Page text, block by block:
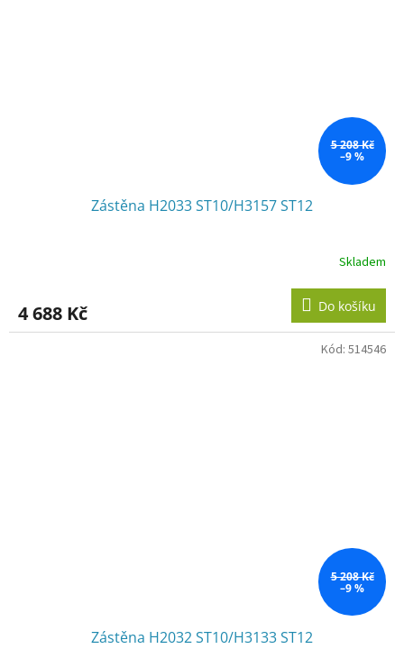
5 208 Kč
–9 %
Zástěna H2033 ST10/H3157 ST12
Skladem
4 688 Kč Do košíku
5 208 Kč
–9 %
Zástěna H2032 ST10/H3133 ST12
Kód: 514546